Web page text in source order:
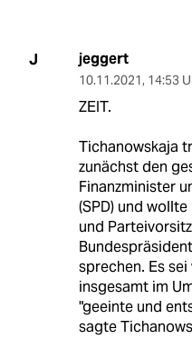
J jeggert
10.11.2021, 14:53
ZEIT.
Tichanowskaja
zunächst den
Finanzminister
(SPD) und
und
sprechen. Es
insgesamt im
"geeinte und
sagte